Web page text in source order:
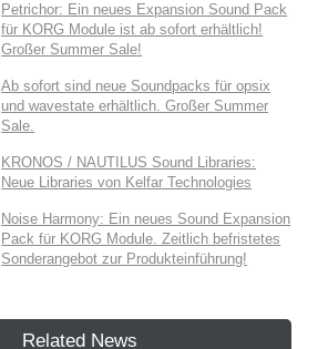
Petrichor: Ein neues Expansion Sound Pack
für KORG Module ist ab sofort erhältlich!
Großer Summer Sale!
Ab sofort sind neue Soundpacks für opsix
und wavestate erhältlich. Großer Summer
Sale.
KRONOS / NAUTILUS Sound Libraries:
Neue Libraries von Kelfar Technologies
Noise Harmony: Ein neues Sound Expansion
Pack für KORG Module. Zeitlich befristetes
Sonderangebot zur Produkteinführung!
Related News